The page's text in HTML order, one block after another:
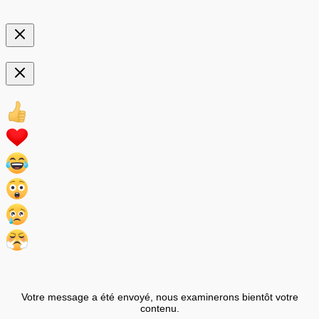
Votre message a été envoyé, nous examinerons bientôt votre
contenu.